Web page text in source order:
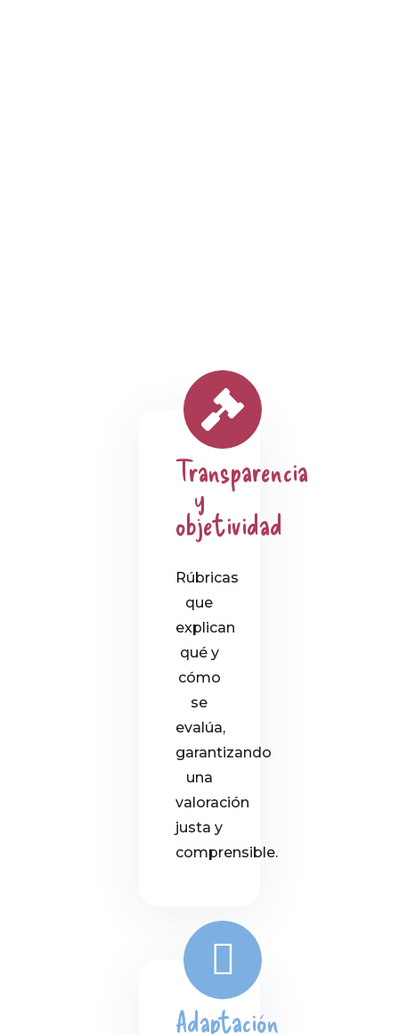
Transparencia
y
objetividad
Rúbricas
que
explican
qué y
cómo
se
evalúa,
garantizando
una
valoración
justa y
comprensible.
Adaptación